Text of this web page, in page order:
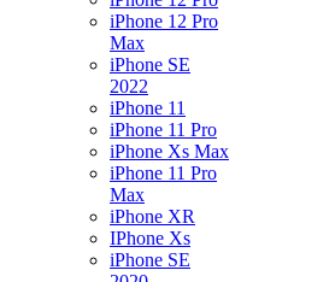
iPhone 12 Pro
Max
iPhone SE
2022
iPhone 11
iPhone 11 Pro
iPhone Xs Max
iPhone 11 Pro
Max
iPhone XR
IPhone Xs
iPhone SE